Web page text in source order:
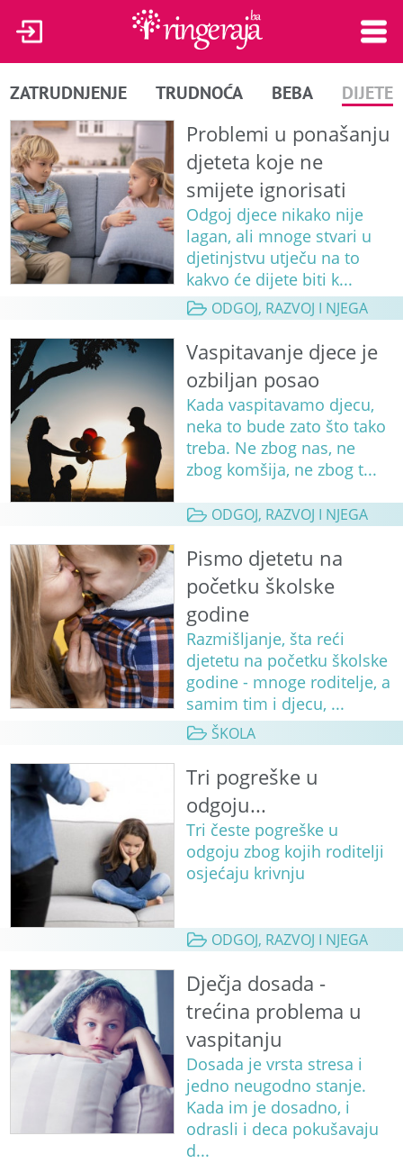
ZATRUDNJENJE TRUDNOĆA BEBA DIJETE
Problemi u ponašanju
djeteta koje ne
smijete ignorisati
Odgoj djece nikako nije
lagan, ali mnoge stvari u
djetinjstvu utječu na to
kakvo će dijete biti k...
ODGOJ, RAZVOJ I NJEGA
Vaspitavanje djece je
ozbiljan posao
Kada vaspitavamo djecu,
neka to bude zato što tako
treba. Ne zbog nas, ne
zbog komšija, ne zbog t...
ODGOJ, RAZVOJ I NJEGA
Pismo djetetu na
početku školske
godine
Razmišljanje, šta reći
djetetu na početku školske
godine - mnoge roditelje, a
samim tim i djecu, ...
ŠKOLA
Tri pogreške u
odgoju...
Tri česte pogreške u
odgoju zbog kojih roditelji
osjećaju krivnju
ODGOJ, RAZVOJ I NJEGA
Dječja dosada -
trećina problema u
vaspitanju
Dosada je vrsta stresa i
jedno neugodno stanje.
Kada im je dosadno, i
odrasli i deca pokušavaju
d...